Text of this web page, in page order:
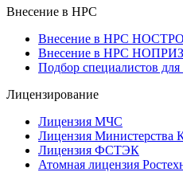
Внесение в НРС
Внесение в НРС
Внесение в НРС НОПРИЗ
Подбор специалистов
Лицензирование
Лицензия МЧС
Лицензия Министерства
Лицензия ФСТЭК
Атомная лицензия